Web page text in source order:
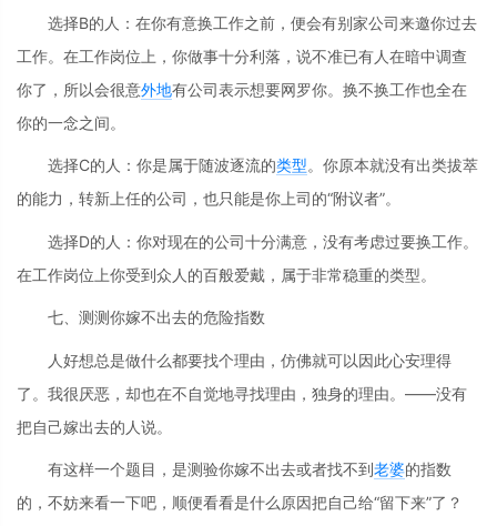
选择B的人：在你有意换工作之前，便会有别家公司来邀你过去
工作。在工作岗位上，你做事十分利落，说不准已有人在暗中调查
你了，所以会很意外地有公司表示想要网罗你。换不换工作也全在
你的一念之间。
选择C的人：你是属于随波逐流的类型。你原本就没有出类拔萃
的能力，转新上任的公司，也只能是你上司的“附议者”。
选择D的人：你对现在的公司十分满意，没有考虑过要换工作。
在工作岗位上你受到众人的百般爱戴，属于非常稳重的类型。
七、测测你嫁不出去的危险指数
人好想总是做什么都要找个理由，仿佛就可以因此心安理得
了。我很厌恶，却也在不自觉地寻找理由，独身的理由。——没有
把自己嫁出去的人说。
有这样一个题目，是测验你嫁不出去或者找不到老婆的指数
的，不妨来看一下吧，顺便看看是什么原因把自己给“留下来”了？